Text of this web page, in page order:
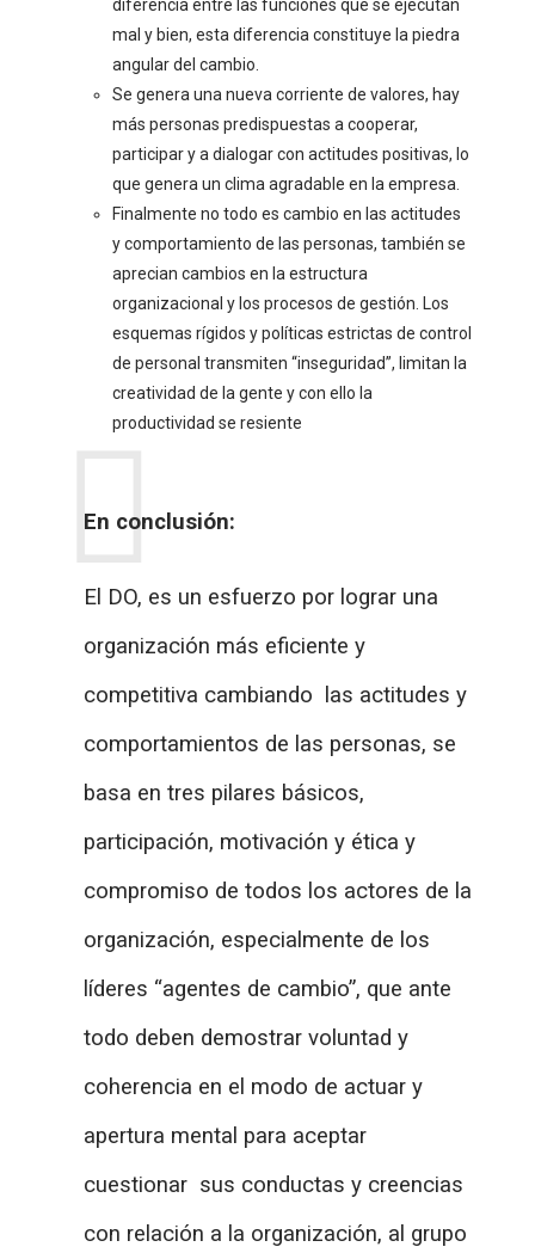
diferencia entre las funciones que se ejecutan
mal y bien, esta diferencia constituye la piedra
angular del cambio.
Se genera una nueva corriente de valores, hay
más personas predispuestas a cooperar,
participar y a dialogar con actitudes positivas, lo
que genera un clima agradable en la empresa.
Finalmente no todo es cambio en las actitudes
y comportamiento de las personas, también se
aprecian cambios en la estructura
organizacional y los procesos de gestión. Los
esquemas rígidos y políticas estrictas de control
de personal transmiten “inseguridad”, limitan la
creatividad de la gente y con ello la
productividad se resiente
En conclusión:
El DO, es un esfuerzo por lograr una
organización más eficiente y
competitiva cambiando las actitudes y
comportamientos de las personas, se
basa en tres pilares básicos,
participación, motivación y ética y
compromiso de todos los actores de la
organización, especialmente de los
líderes “agentes de cambio”, que ante
todo deben demostrar voluntad y
coherencia en el modo de actuar y
apertura mental para aceptar
cuestionar sus conductas y creencias
con relación a la organización, al grupo